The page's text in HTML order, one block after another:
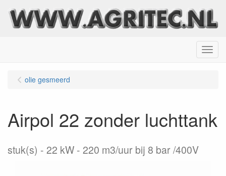
Menu
olie gesmeerd
Airpol 22 zonder luchttank
stuk(s) 22 kW - 220 m3/uur bij 8 bar /400V